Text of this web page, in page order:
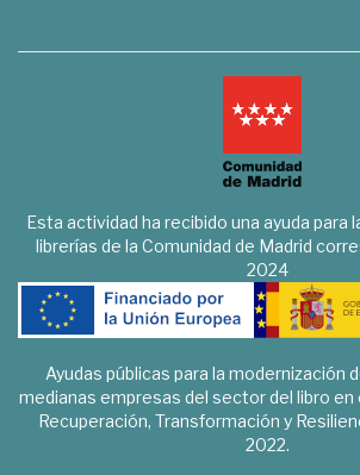
Esta actividad ha recibido una ayuda para
librerías de la Comunidad de Madrid
2024
Ayudas públicas para la modernización
medianas empresas del sector del libro en
Recuperación, Transformación y
2022.